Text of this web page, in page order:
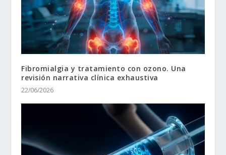
Fibromialgia y tratamiento con ozono. Una
revisión narrativa clínica exhaustiva
22/06/2026